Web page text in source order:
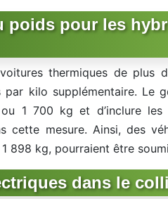
poids pour les
thermiques de plus
kilo supplémentaire. Le
1 700 kg et d’inclure les
cette mesure. Ainsi, des
898 kg, pourraient être
dans le